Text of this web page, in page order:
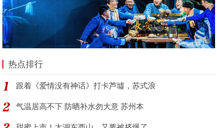
热点排行
跟着《爱情没有神话》打卡芦墟，苏式浪
气温居高不下 防晒补水勿大意 苏州本